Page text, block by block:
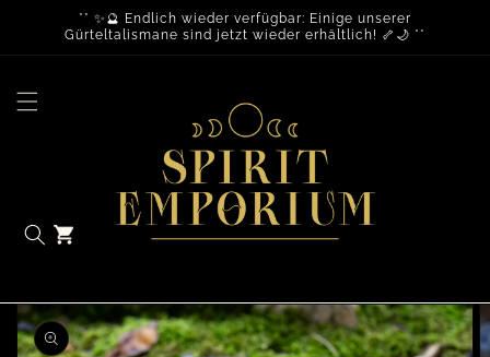
** ✨🔮 Endlich wieder verfügbar: Einige unserer
Gürteltalismane sind jetzt wieder erhältlich! 🦴🌙 **
Warenkorb